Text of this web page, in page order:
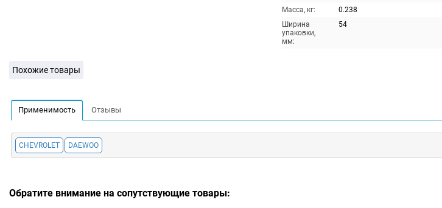
Масса, кг:
0.238
Ширина
упаковки,
мм:
54
Похожие товары
Применимость Отзывы
CHEVROLET DAEWOO
Обратите внимание на сопутствующие товары: